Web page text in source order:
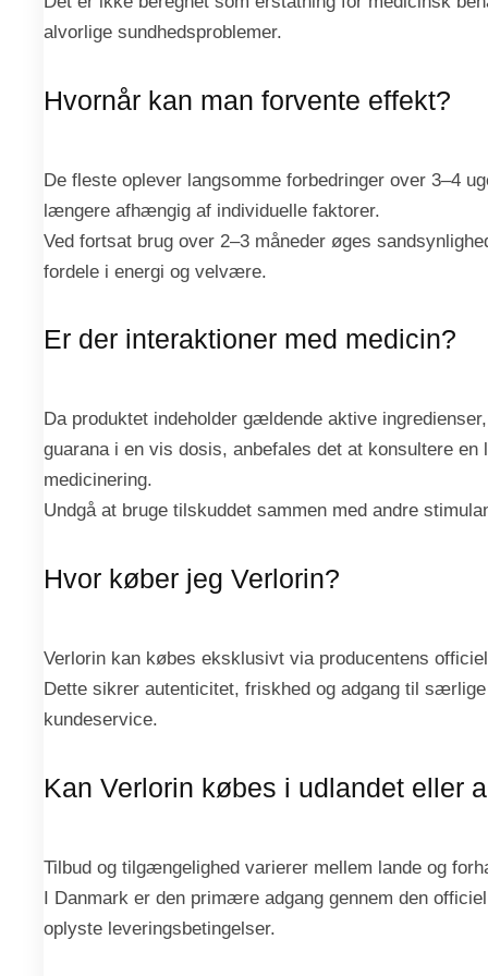
alvorlige sundhedsproblemer.
Hvornår kan man forvente effekt?
De fleste oplever langsomme forbedringer over 3–4
længere afhængig af individuelle faktorer.
Ved fortsat brug over 2–3 måneder øges
fordele i energi og velvære.
Er der interaktioner med medicin?
Da produktet indeholder gældende aktive
guarana i en vis dosis, anbefales det at konsultere
medicinering.
Undgå at bruge tilskuddet sammen med andre
Hvor køber jeg Verlorin?
Verlorin kan købes eksklusivt via producentens
Dette sikrer autenticitet, friskhed og adgang til
kundeservice.
Kan Verlorin købes i udlandet eller
Tilbud og tilgængelighed varierer mellem lande og
I Danmark er den primære adgang gennem den
oplyste leveringsbetingelser.